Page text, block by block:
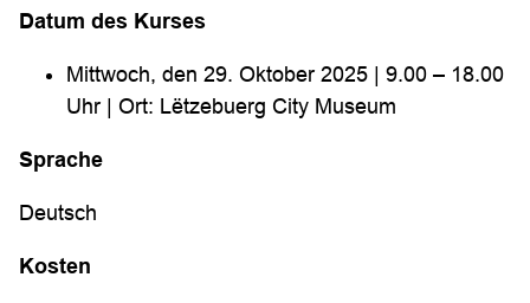
Datum des Kurses
Mittwoch, den 29. Oktober 2025 | 9.00 – 18.00
Uhr | Ort: Lëtzebuerg City Museum
Sprache
Deutsch
Kosten